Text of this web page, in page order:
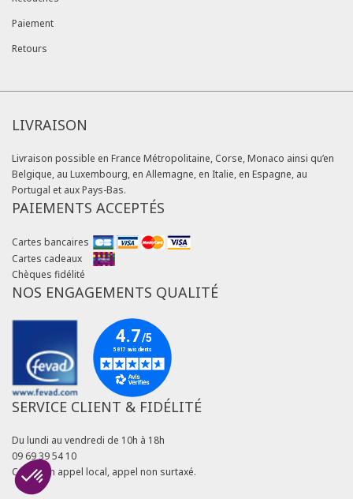
Paiement
Retours
LIVRAISON
Livraison possible en France Métropolitaine, Corse, Monaco ainsi qu’en
Belgique, au Luxembourg, en Allemagne, en Italie, en Espagne, au
Portugal et aux Pays-Bas.
PAIEMENTS ACCEPTÉS
Cartes bancaires
Cartes cadeaux
Chèques fidélité
NOS ENGAGEMENTS QUALITÉ
SERVICE CLIENT & FIDÉLITÉ
Du lundi au vendredi de 10h à 18h
09 69 39 54 10
Coût d'un appel local, appel non surtaxé.